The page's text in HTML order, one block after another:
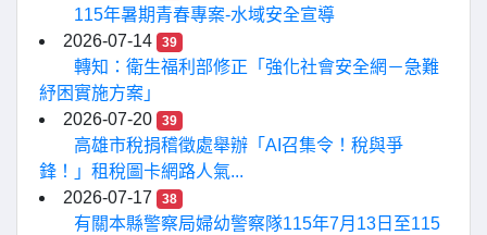
115年暑期青春專案-水域安全宣導
2026-07-14
39
轉知：衛生福利部修正「強化社會安全網－急難
紓困實施方案」
2026-07-20
39
高雄市稅捐稽徵處舉辦「AI召集令！稅與爭
鋒！」租稅圖卡網路人氣...
2026-07-17
38
有關本縣警察局婦幼警察隊115年7月13日至115